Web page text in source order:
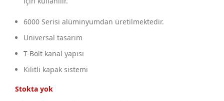
6000 Serisi alüminyumdan üretilmektedir.
Universal tasarım
T-Bolt kanal yapısı
Kilitli kapak sistemi
Stokta yok